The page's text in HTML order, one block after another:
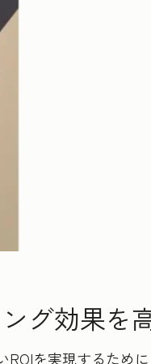
グ効果を
を実現するため